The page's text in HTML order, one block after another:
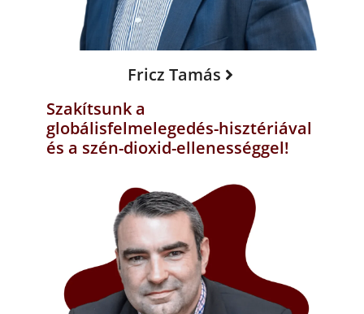
Fricz Tamás
Szakítsunk a
globálisfelmelegedés-hisztériával
és a szén-dioxid-ellenességgel!